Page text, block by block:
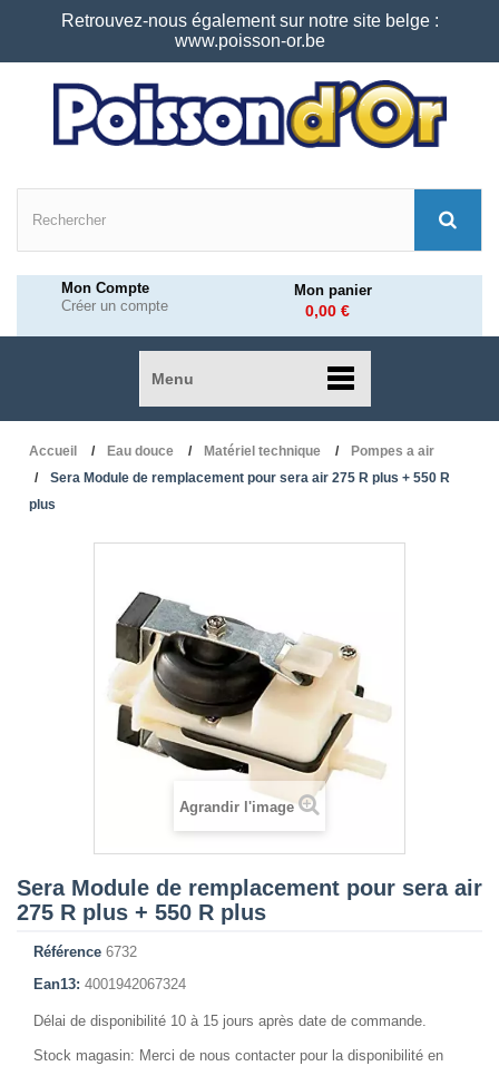
Retrouvez-nous également sur notre site belge :
www.poisson-or.be
Mon Compte
Créer un compte
Mon panier
0,00 €
Menu
Accueil Eau douce Matériel technique
Pompes a air
Sera Module de remplacement pour sera air 275 R plus + 550 R
plus
Agrandir l'image
Sera Module de remplacement pour sera air
275 R plus + 550 R plus
Référence 6732
Ean13: 4001942067324
Délai de disponibilité 10 à 15 jours après date de commande.
Stock magasin: Merci de nous contacter pour la disponibilité en